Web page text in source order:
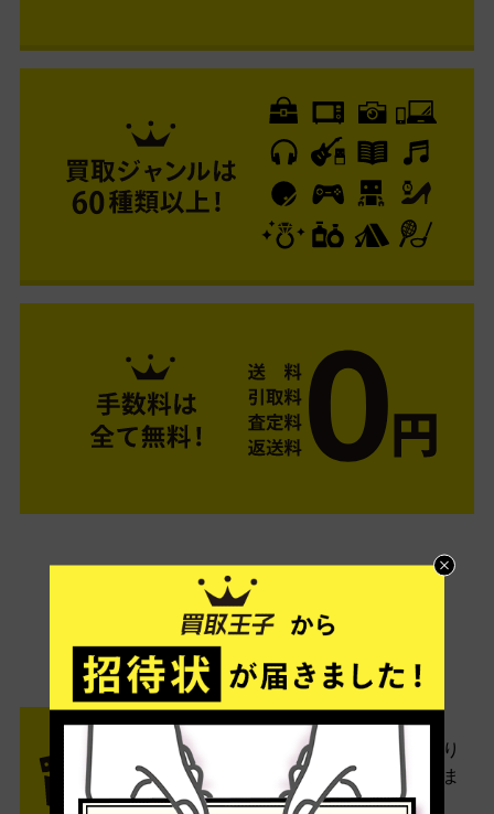
ご利用は簡単3ステップ
- FLOW -
ネットでお申込みしたら、箱に売り
たい商品をいろいろ詰めて梱包しま
す。